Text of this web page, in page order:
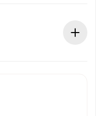
cargo y te